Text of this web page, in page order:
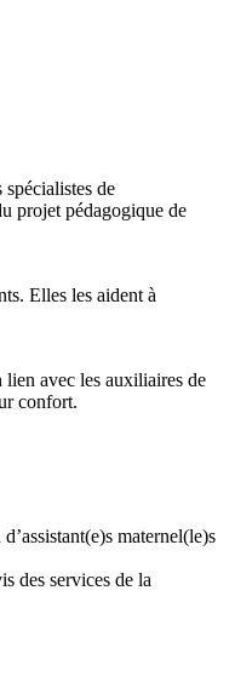
de
projet pédagogique de
Elles les aident à
lien avec les auxiliaires de
confort.
maternel(le)s
des services de la